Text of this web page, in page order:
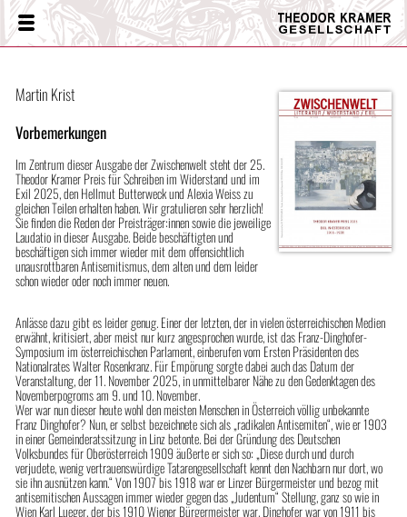
Theodor
Kramer
Menü
Martin Krist
Vorbemerkungen
Im Zentrum dieser Ausgabe der Zwischenwelt steht der 25.
Theodor Kramer Preis für Schreiben im Widerstand und im
Exil 2025, den Hellmut Butterweck und Alexia Weiss zu
gleichen Teilen erhalten haben. Wir gratulieren sehr herzlich!
Sie finden die Reden der Preisträger:innen sowie die jeweilige
Laudatio in dieser Ausgabe. Beide beschäftigten und
beschäftigen sich immer wieder mit dem offensichtlich
unausrottbaren Antisemitismus, dem alten und dem leider
schon wieder oder noch immer neuen.
Anlässe dazu gibt es leider genug. Einer der letzten, der in vielen österreichischen Medien
erwähnt, kritisiert, aber meist nur kurz angesprochen wurde, ist das Franz-Dinghofer-
Symposium im österreichischen Parlament, einberufen vom Ersten Präsidenten des
Nationalrates Walter Rosenkranz. Für Empörung sorgte dabei auch das Datum der
Veranstaltung, der 11. November 2025, in unmittelbarer Nähe zu den Gedenktagen des
Novemberpogroms am 9. und 10. November.
Wer war nun dieser heute wohl den meisten Menschen in Österreich völlig unbekannte
Franz Dinghofer? Nun, er selbst bezeichnete sich als „radikalen Antisemiten“, wie er 1903
in einer Gemeinderatssitzung in Linz betonte. Bei der Gründung des Deutschen
Volksbundes für Oberösterreich 1909 äußerte er sich so: „Diese durch und durch
verjudete, wenig vertrauenswürdige Tatarengesellschaft kennt den Nachbarn nur dort, wo
sie ihn ausnützen kann.“ Von 1907 bis 1918 war er Linzer Bürgermeister und bezog mit
antisemitischen Aussagen immer wieder gegen das „Judentum“ Stellung, ganz so wie in
Wien Karl Lueger, der bis 1910 Wiener Bürgermeister war. Dinghofer war von 1911 bis